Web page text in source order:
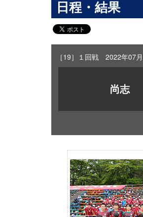
日程・結果
［19］１回戦 2022年07
尚志